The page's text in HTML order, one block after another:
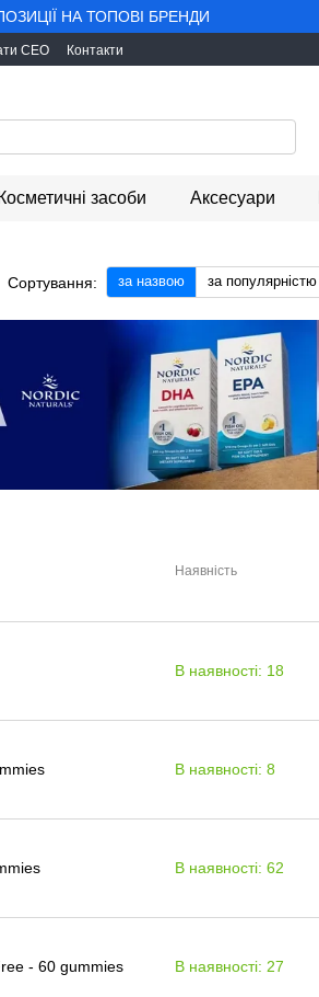
НА ТОПОВІ БРЕНДИ
CEO Контакти
Косметичні засоби Аксесуари
Сортування: за назвою за популярністю
Наявність
В наявності: 18
В наявності: 8
В наявності: 62
- 60 gummies В наявності: 27